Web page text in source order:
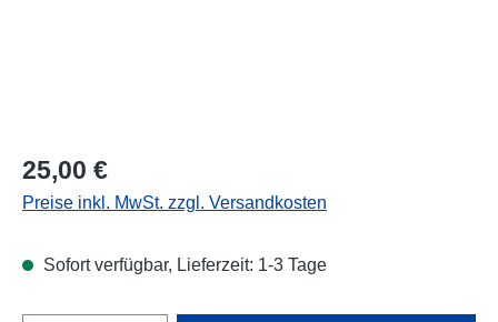
Regulärer Preis:
25,00 €
Preise inkl. MwSt. zzgl. Versandkosten
Sofort verfügbar, Lieferzeit: 1-3 Tage